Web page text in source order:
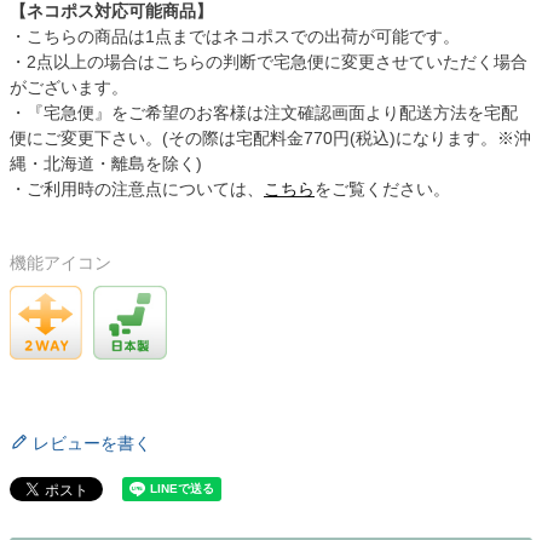
【ネコポス対応可能商品】
・こちらの商品は1点まではネコポスでの出荷が可能です。
・2点以上の場合はこちらの判断で宅急便に変更させていただく場合
がございます。
・『宅急便』をご希望のお客様は注文確認画面より配送方法を宅配
便にご変更下さい。(その際は宅配料金770円(税込)になります。※沖
縄・北海道・離島を除く)
・ご利用時の注意点については、
こちらをご覧ください。
機能アイコン
レビューを書く